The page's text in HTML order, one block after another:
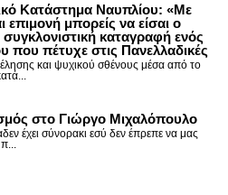
Κατάστημα Ναυπλίου: «Με
επιμονή μπορείς να είσαι ο
συγκλονιστική καταγραφή ενός
που πέτυχε στις Πανελλαδικές
και ψυχικού σθένους μέσα από το
στο Γιώργο Μιχαλόπουλο
έχει σύνορακι εσύ δεν έπρεπε να μας